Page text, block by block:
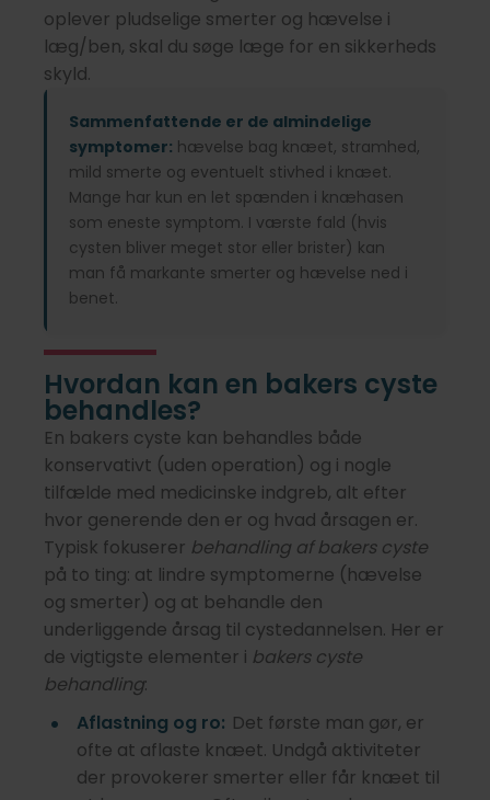
oplever pludselige smerter og hævelse i
læg/ben, skal du søge læge for en sikkerheds
skyld.
Sammenfattende er de almindelige
symptomer: hævelse bag knæet, stramhed,
mild smerte og eventuelt stivhed i knæet.
Mange har kun en let spænden i knæhasen
som eneste symptom. I værste fald (hvis
cysten bliver meget stor eller brister) kan
man få markante smerter og hævelse ned i
benet.
Hvordan kan en bakers cyste
behandles?
En bakers cyste kan behandles både
konservativt (uden operation) og i nogle
tilfælde med medicinske indgreb, alt efter
hvor generende den er og hvad årsagen er.
Typisk fokuserer behandling af bakers cyste
på to ting: at lindre symptomerne (hævelse
og smerter) og at behandle den
underliggende årsag til cystedannelsen. Her er
de vigtigste elementer i bakers cyste
behandling:
Aflastning og ro: Det første man gør, er
ofte at aflaste knæet. Undgå aktiviteter
der provokerer smerter eller får knæet til